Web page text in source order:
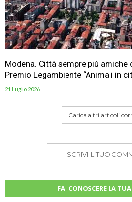
Modena. Città sempre più amiche
Premio Legambiente “Animali in
21 Luglio 2026
Carica altri articoli
SCRIVI IL TUO
FAI CONOSCERE LA